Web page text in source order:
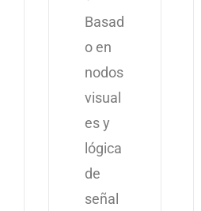
Basad
o en
nodos
visual
es y
lógica
de
señal